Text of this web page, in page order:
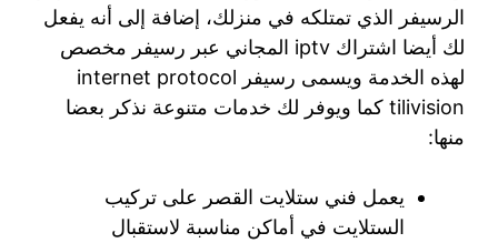
الرسيفر الذي تمتلكه في منزلك، إضافة إلى أنه يفعل
لك أيضا اشتراك iptv المجاني عبر رسيفر مخصص
لهذه الخدمة ويسمى رسيفر internet protocol
tilivision كما ويوفر لك خدمات متنوعة نذكر بعضا
منها:
يعمل فني ستلايت القصر على تركيب
الستلايت في أماكن مناسبة لاستقبال